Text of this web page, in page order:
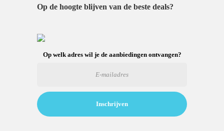
Op de hoogte blijven van de beste deals?
Op welk adres wil je de aanbiedingen ontvangen?